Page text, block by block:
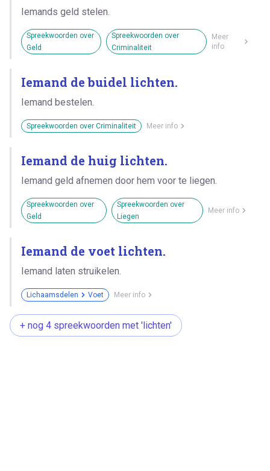
Iemands geld stelen.
Spreekwoorden over
Geld
Spreekwoorden over
Criminaliteit
Meer
info
Iemand de buidel lichten.
Iemand bestelen.
Spreekwoorden over Criminaliteit Meer info
Iemand de huig lichten.
Iemand geld afnemen door hem voor te liegen.
Spreekwoorden over
Geld
Spreekwoorden over
Liegen
Meer info
Iemand de voet lichten.
Iemand laten struikelen.
Lichaamsdelen Voet Meer info
+ nog 4 spreekwoorden met 'lichten'